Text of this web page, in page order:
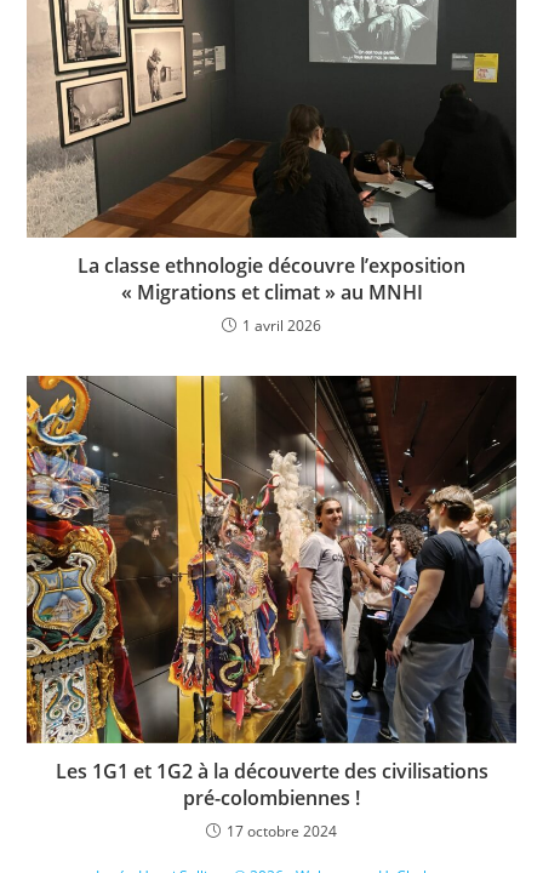
La classe ethnologie découvre l’exposition
« Migrations et climat » au MNHI
1 avril 2026
Les 1G1 et 1G2 à la découverte des civilisations
pré-colombiennes !
17 octobre 2024